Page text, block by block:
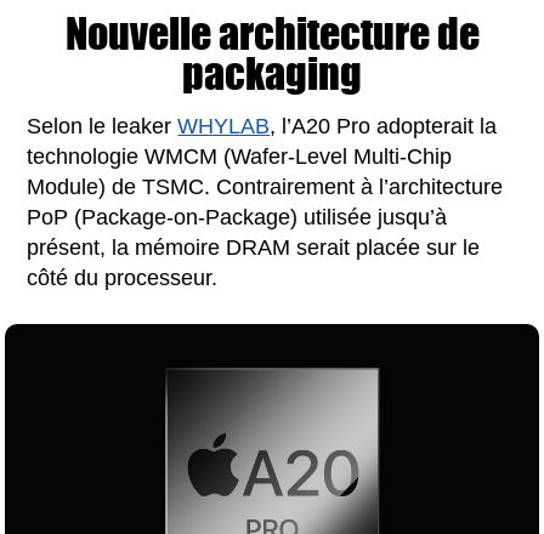
Nouvelle architecture de
packaging
Selon le leakerWHYLAB, l’A20 Pro adopterait la
technologie WMCM (Wafer-Level Multi-Chip
Module) de TSMC. Contrairement à l’architecture
PoP (Package-on-Package) utilisée jusqu’à
présent, la mémoire DRAM serait placée sur le
côté du processeur.